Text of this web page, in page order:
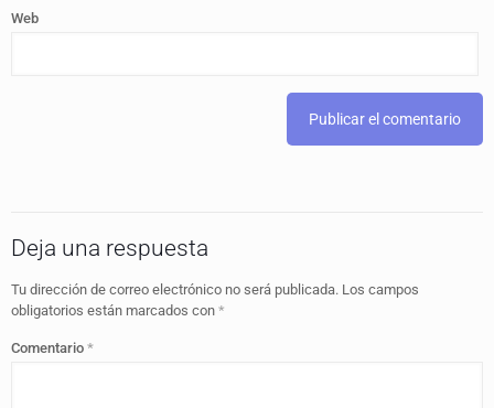
Web
Deja una respuesta
Tu dirección de correo electrónico no será publicada. Los campos
obligatorios están marcados con *
Comentario *